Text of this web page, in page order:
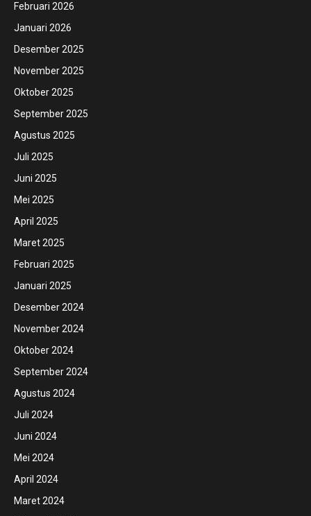
Februari 2026
Januari 2026
Desember 2025
November 2025
Oktober 2025
September 2025
Agustus 2025
Juli 2025
Juni 2025
Mei 2025
April 2025
Maret 2025
Februari 2025
Januari 2025
Desember 2024
November 2024
Oktober 2024
September 2024
Agustus 2024
Juli 2024
Juni 2024
Mei 2024
April 2024
Maret 2024